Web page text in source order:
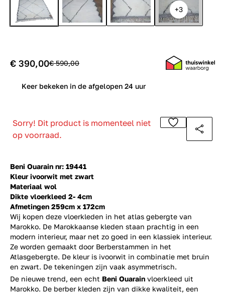
+3
Beni Ouarain nr: 19441
Kleur ivoorwit met zwart
Materiaal wol
Dikte vloerkleed 2- 4cm
Afmetingen 259cm x 172cm
Wij kopen deze vloerkleden in het atlas gebergte van
Marokko. De Marokkaanse kleden staan prachtig in een
modern interieur, maar net zo goed in een klassiek interieur.
Ze worden gemaakt door Berberstammen in het
Atlasgebergte. De kleur is ivoorwit in combinatie met bruin
en zwart. De tekeningen zijn vaak asymmetrisch.
€ 390,00€ 590,00
Keer bekeken in de afgelopen 24 uur
Sorry! Dit product is momenteel niet
op voorraad.
De nieuwe trend, een echt Beni Ouarain vloerkleed uit
Marokko. De berber kleden zijn van dikke kwaliteit, een